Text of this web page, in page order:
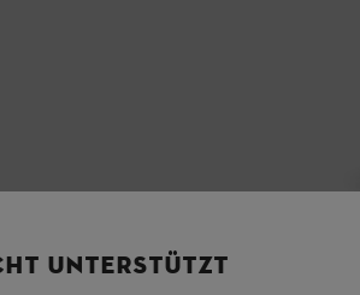
UNTERSTÜTZT